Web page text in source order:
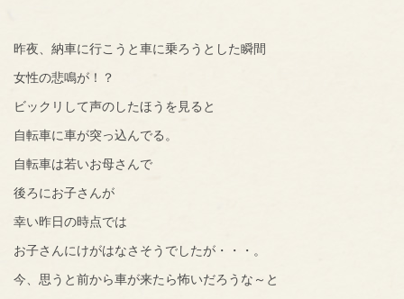
昨夜、納車に行こうと車に乗ろうとした瞬間
女性の悲鳴が！？
ビックリして声のしたほうを見ると
自転車に車が突っ込んでる。
自転車は若いお母さんで
後ろにお子さんが
幸い昨日の時点では
お子さんにけがはなさそうでしたが・・・。
今、思うと前から車が来たら怖いだろうな～と